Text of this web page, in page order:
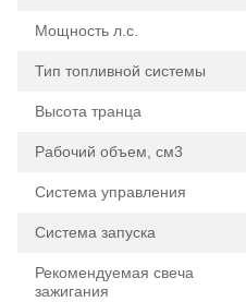
Мощность л.с.
Тип топливной системы
Высота транца
Рабочий объем, см3
Система управления
Система запуска
Рекомендуемая свеча
зажигания